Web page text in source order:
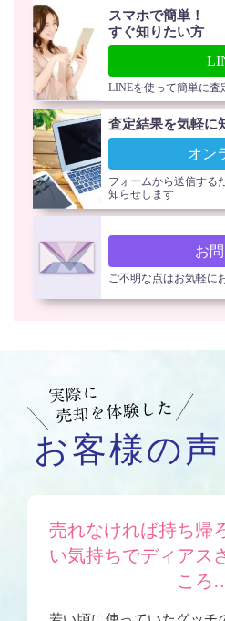
スマホで簡単！
すぐ知りたい方
LINEを使って簡単に査
査定結果を気軽に
オン
フォームから送信する
知らせします
お
ご不明な点はお気軽に
お客様の声
売れなければ持ち帰
い気持ちでディアス
ころ